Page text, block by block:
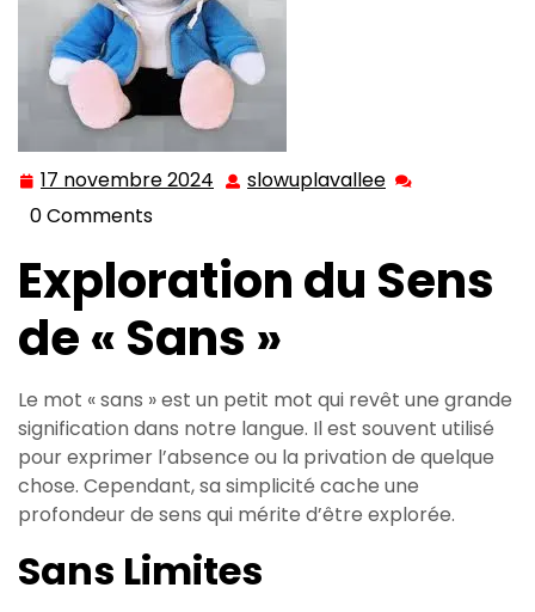
17 novembre 2024 17 slowuplavallee slowuplavallee
0 Comments
Exploration du Sens
de « Sans »
Le mot « sans » est un petit mot qui revêt une grande
signification dans notre langue. Il est souvent utilisé
pour exprimer l’absence ou la privation de quelque
chose. Cependant, sa simplicité cache une
profondeur de sens qui mérite d’être explorée.
Sans Limites